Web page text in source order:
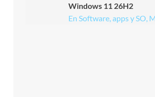
Windows 11 26H2
En Software, apps y SO,